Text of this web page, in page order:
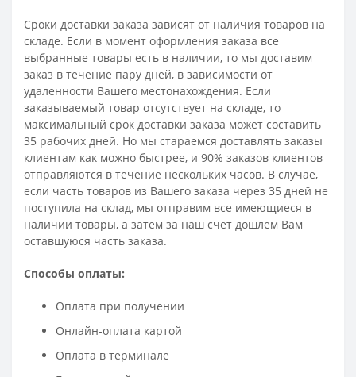
Сроки доставки заказа зависят от наличия товаров на
складе. Если в момент оформления заказа все
выбранные товары есть в наличии, то мы доставим
заказ в течение пару дней, в зависимости от
удаленности Вашего местонахождения. Если
заказываемый товар отсутствует на складе, то
максимальный срок доставки заказа может составить
35 рабочих дней. Но мы стараемся доставлять заказы
клиентам как можно быстрее, и 90% заказов клиентов
отправляются в течение нескольких часов. В случае,
если часть товаров из Вашего заказа через 35 дней не
поступила на склад, мы отправим все имеющиеся в
наличии товары, а затем за наш счет дошлем Вам
оставшуюся часть заказа.
Способы оплаты:
Оплата при получении
Онлайн-оплата картой
Оплата в терминале